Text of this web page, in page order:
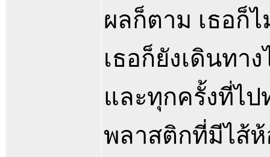
ผลก็ตาม เธอก็
เธอก็ยังเดินทา
และทุกครั้งที่ไป
พลาสติกที่มีไส้